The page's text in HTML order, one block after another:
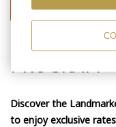
PROGRAM
Discover the
to enjoyexclusive